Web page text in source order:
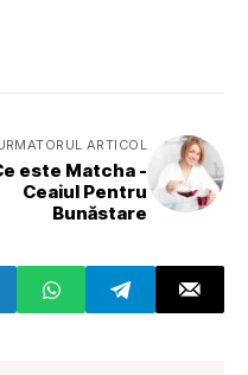
ARTICOL
este Matcha -
Ceaiul Pentru
Bunăstare